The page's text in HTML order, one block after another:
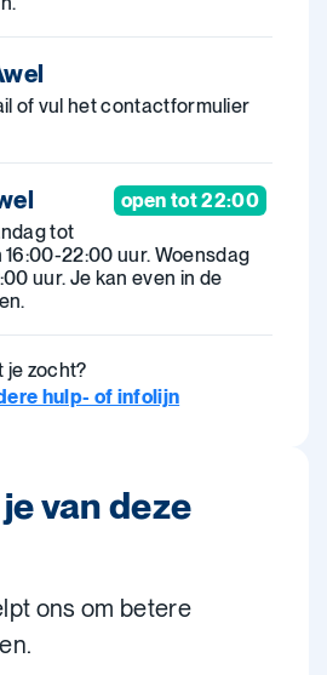
of vul het contactformulier
open tot 22:00
tot
22:00 uur. Woensdag
uur. Je kan even in de
je zocht?
hulp- of infolijn
van deze
ons om betere